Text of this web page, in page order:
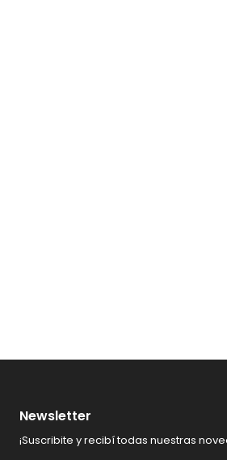
Newsletter
¡Suscribite y recibí todas nuestras